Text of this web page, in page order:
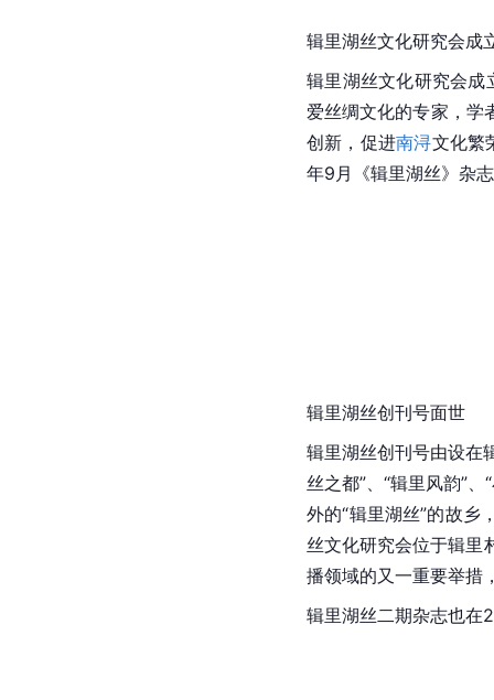
辑里湖丝文化研究会成
辑里湖丝文化研究会成
爱丝绸文化的专家，学
创新，促进南浔文化繁
年9月《辑里湖丝》杂
辑里湖丝创刊号面世
辑里湖丝创刊号由设在
丝之都”、“辑里风韵”
外的“辑里湖丝”的故乡
丝文化研究会位于辑里
播领域的又一重要举措
辑里湖丝二期杂志也在